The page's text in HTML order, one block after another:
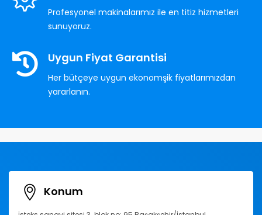
Profesyonel makinalarımız ile en titiz hizmetleri
sunuyoruz.
Uygun Fiyat Garantisi
Her bütçeye uygun ekonomşik fiyatlarımızdan
yararlanın.
Konum